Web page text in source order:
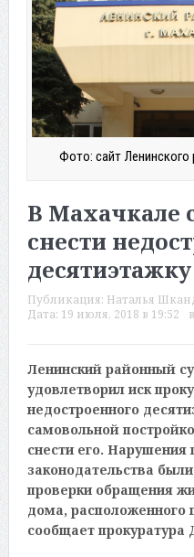
Фото: сайт
В Махачкале
снести
десятиэтажку
Публикация: Наталья
Дата: 19 июля, 2018 в 19:52
Ленинский районный
удовлетворил иск
недостроенного
самовольной
снести его. Нарушения
законодательства
проверки обращения
дома, расположенного
сообщает прокуратура